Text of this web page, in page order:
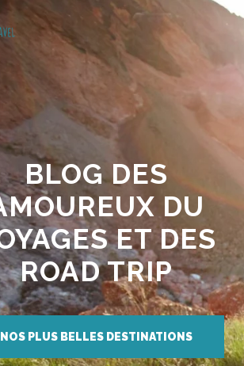
BLOG DES
DU
ET DES
ROAD TRIP
NOS PLUS BELLES DESTINATIONS